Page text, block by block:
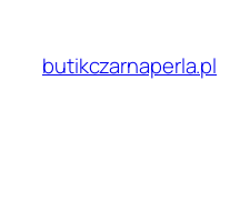
treścibutikczarnaperla.pl